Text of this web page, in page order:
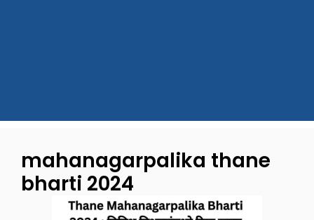
mahanagarpalika thane
bharti 2024